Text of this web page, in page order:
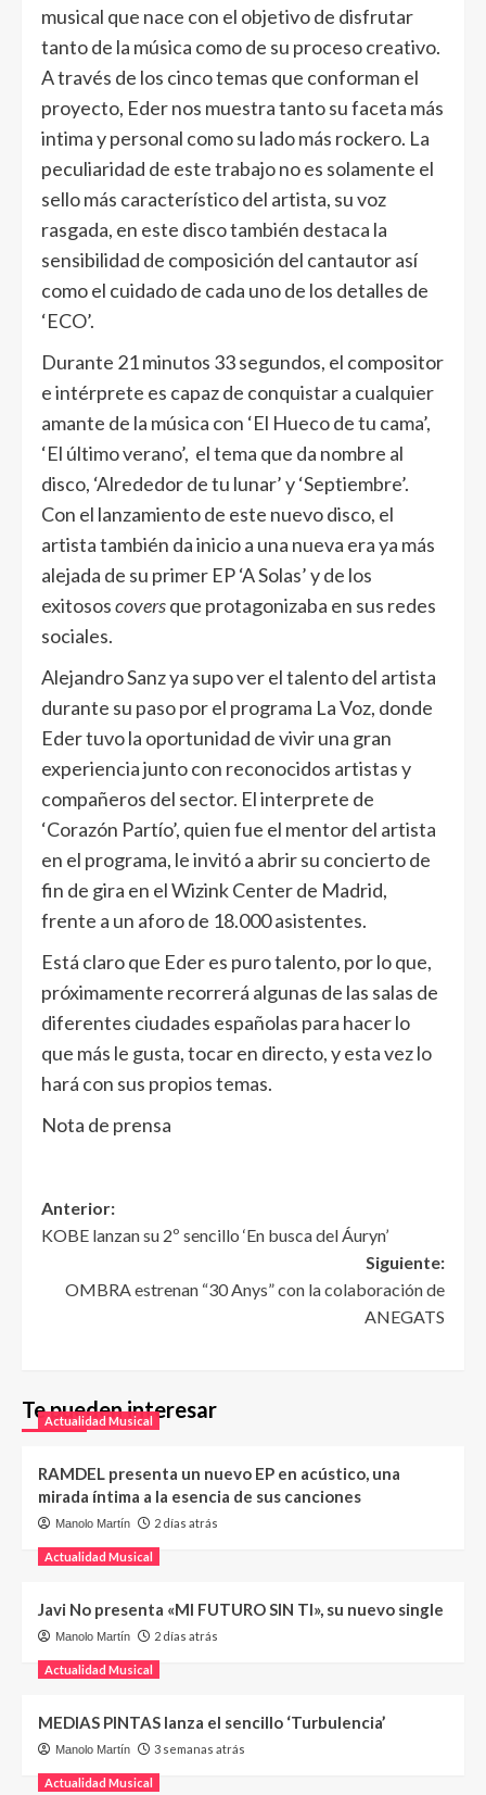
musical que nace con el objetivo de disfrutar
tanto de la música como de su proceso creativo.
A través de los cinco temas que conforman el
proyecto, Eder nos muestra tanto su faceta más
intima y personal como su lado más rockero. La
peculiaridad de este trabajo no es solamente el
sello más característico del artista, su voz
rasgada, en este disco también destaca la
sensibilidad de composición del cantautor así
como el cuidado de cada uno de los detalles de
‘ECO’.
Durante 21 minutos 33 segundos, el compositor
e intérprete es capaz de conquistar a cualquier
amante de la música con ‘El Hueco de tu cama’,
‘El último verano’, el tema que da nombre al
disco, ‘Alrededor de tu lunar’ y ‘Septiembre’.
Con el lanzamiento de este nuevo disco, el
artista también da inicio a una nueva era ya más
alejada de su primer EP ‘A Solas’ y de los
exitososcoversque protagonizaba en sus redes
sociales.
Alejandro Sanz ya supo ver el talento del artista
durante su paso por el programa La Voz, donde
Eder tuvo la oportunidad de vivir una gran
experiencia junto con reconocidos artistas y
compañeros del sector. El interprete de
‘Corazón Partío’, quien fue el mentor del artista
en el programa, le invitó a abrir su concierto de
fin de gira en el Wizink Center de Madrid,
frente a un aforo de 18.000 asistentes.
Está claro que Eder es puro talento, por lo que,
próximamente recorrerá algunas de las salas de
diferentes ciudades españolas para hacer lo
que más le gusta, tocar en directo, y esta vez lo
hará con sus propios temas.
Nota de prensa
Anterior:
KOBE lanzan su 2º sencillo ‘En busca del Áuryn’
Siguiente:
OMBRA estrenan “30 Anys” con la colaboración de
ANEGATS
Te pueden interesar
Actualidad Musical
RAMDEL presenta un nuevo EP en acústico, una
mirada íntima a la esencia de sus canciones
Manolo Martín 2 días atrás
Actualidad Musical
Javi No presenta «MI FUTURO SIN TI», su nuevo single
Manolo Martín 2 días atrás
Actualidad Musical
MEDIAS PINTAS lanza el sencillo ‘Turbulencia’
Manolo Martín 3 semanas atrás
Actualidad Musical